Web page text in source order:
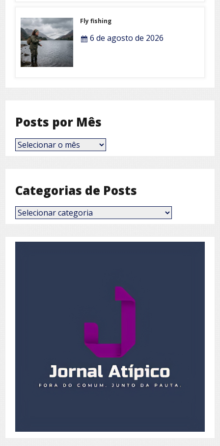
Fly fishing
6 de agosto de 2026
Posts por Mês
Posts
por
Categorias de Posts
Categorias
de